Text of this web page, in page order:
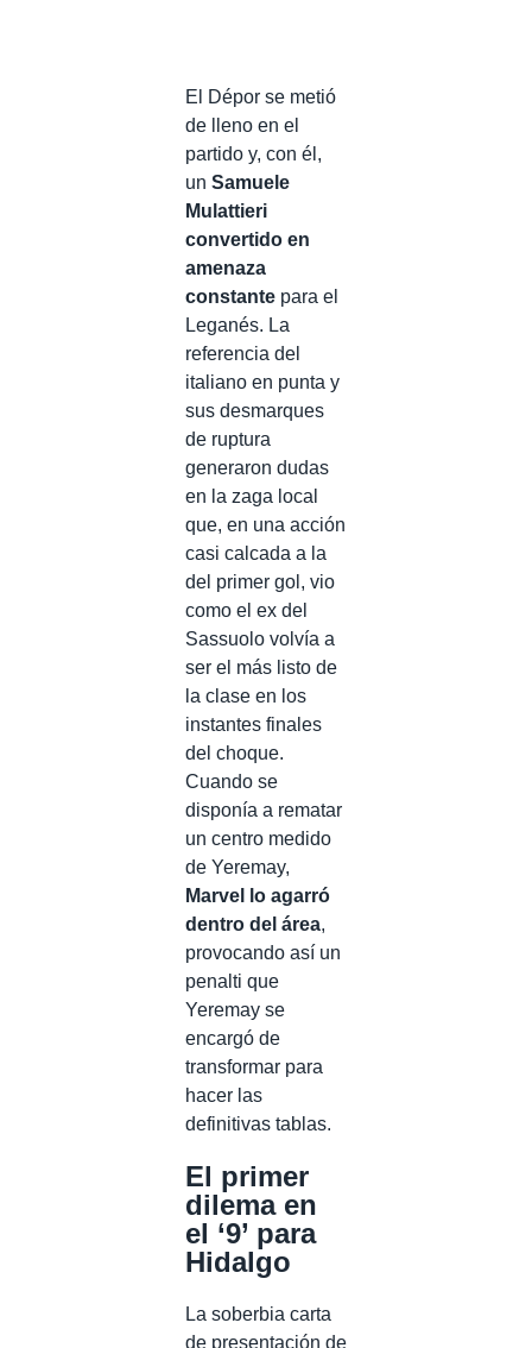
El Dépor se metió
de lleno en el
partido y, con él,
un Samuele
Mulattieri
convertido en
amenaza
constante para el
Leganés. La
referencia del
italiano en punta y
sus desmarques
de ruptura
generaron dudas
en la zaga local
que, en una acción
casi calcada a la
del primer gol, vio
como el ex del
Sassuolo volvía a
ser el más listo de
la clase en los
instantes finales
del choque.
Cuando se
disponía a rematar
un centro medido
de Yeremay,
Marvel lo agarró
dentro del área,
provocando así un
penalti que
Yeremay se
encargó de
transformar para
hacer las
definitivas tablas.
El primer
dilema en
el ‘9’ para
Hidalgo
La soberbia carta
de presentación de